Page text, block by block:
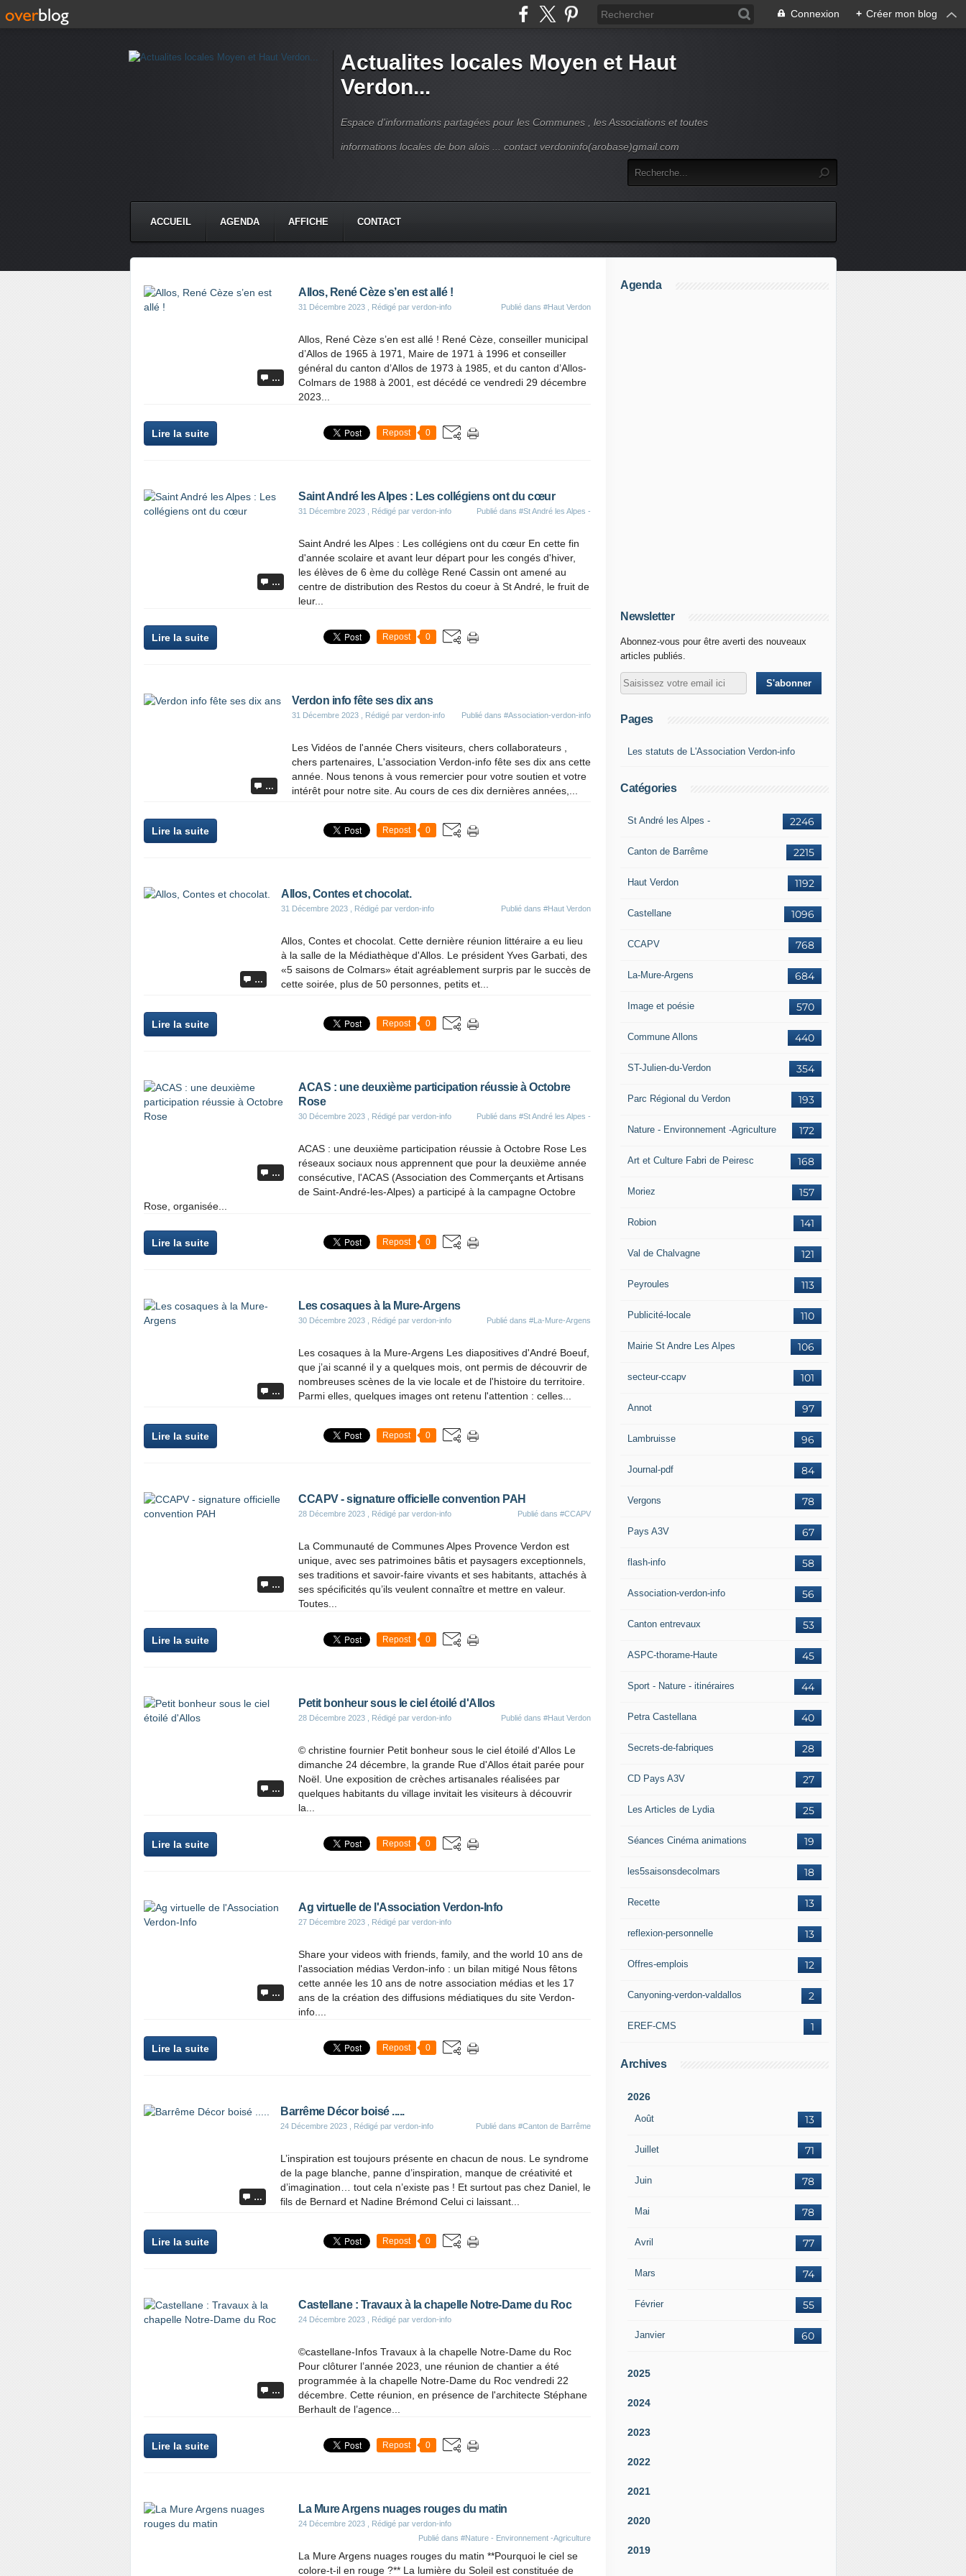
Connexion + Créer mon blog
Actualites locales Moyen et Haut
Verdon...
Espace d'informations partagées pour les Communes , les Associations et toutes
informations locales de bon alois ... contact verdoninfo(arobase)gmail.com
ACCUEIL AGENDA AFFICHE CONTACT
…
Allos, René Cèze s’en est allé !
31 Décembre 2023 , Rédigé par verdon-info Publié dans #Haut Verdon
Allos, René Cèze s’en est allé ! René Cèze, conseiller municipal
d’Allos de 1965 à 1971, Maire de 1971 à 1996 et conseiller
général du canton d’Allos de 1973 à 1985, et du canton d’Allos-
Colmars de 1988 à 2001, est décédé ce vendredi 29 décembre
2023...
Lire la suite Repost 0
…
Saint André les Alpes : Les collégiens ont du cœur
31 Décembre 2023 , Rédigé par verdon-info Publié dans #St André les Alpes -
Saint André les Alpes : Les collégiens ont du cœur En cette fin
d'année scolaire et avant leur départ pour les congés d'hiver,
les élèves de 6 ème du collège René Cassin ont amené au
centre de distribution des Restos du coeur à St André, le fruit de
leur...
Lire la suite Repost 0
…
Verdon info fête ses dix ans
31 Décembre 2023 , Rédigé par verdon-info Publié dans #Association-verdon-info
Les Vidéos de l'année Chers visiteurs, chers collaborateurs ,
chers partenaires, L'association Verdon-info fête ses dix ans cette
année. Nous tenons à vous remercier pour votre soutien et votre
intérêt pour notre site. Au cours de ces dix dernières années,...
Lire la suite Repost 0
…
Allos, Contes et chocolat.
31 Décembre 2023 , Rédigé par verdon-info Publié dans #Haut Verdon
Allos, Contes et chocolat. Cette dernière réunion littéraire a eu lieu
à la salle de la Médiathèque d'Allos. Le président Yves Garbati, des
«5 saisons de Colmars» était agréablement surpris par le succès de
cette soirée, plus de 50 personnes, petits et...
Lire la suite Repost 0
…
ACAS : une deuxième participation réussie à Octobre
Rose
30 Décembre 2023 , Rédigé par verdon-info Publié dans #St André les Alpes -
ACAS : une deuxième participation réussie à Octobre Rose Les
réseaux sociaux nous apprennent que pour la deuxième année
consécutive, l'ACAS (Association des Commerçants et Artisans
de Saint-André-les-Alpes) a participé à la campagne Octobre
Rose, organisée...
Lire la suite Repost 0
…
Les cosaques à la Mure-Argens
30 Décembre 2023 , Rédigé par verdon-info Publié dans #La-Mure-Argens
Les cosaques à la Mure-Argens Les diapositives d'André Boeuf,
que j’ai scanné il y a quelques mois, ont permis de découvrir de
nombreuses scènes de la vie locale et de l'histoire du territoire.
Parmi elles, quelques images ont retenu l'attention : celles...
Lire la suite Repost 0
…
CCAPV - signature officielle convention PAH
28 Décembre 2023 , Rédigé par verdon-info Publié dans #CCAPV
La Communauté de Communes Alpes Provence Verdon est
unique, avec ses patrimoines bâtis et paysagers exceptionnels,
ses traditions et savoir-faire vivants et ses habitants, attachés à
ses spécificités qu’ils veulent connaître et mettre en valeur.
Toutes...
Lire la suite Repost 0
…
Petit bonheur sous le ciel étoilé d'Allos
28 Décembre 2023 , Rédigé par verdon-info Publié dans #Haut Verdon
© christine fournier Petit bonheur sous le ciel étoilé d'Allos Le
dimanche 24 décembre, la grande Rue d'Allos était parée pour
Noël. Une exposition de crèches artisanales réalisées par
quelques habitants du village invitait les visiteurs à découvrir
la...
Lire la suite Repost 0
…
Ag virtuelle de l'Association Verdon-Info
27 Décembre 2023 , Rédigé par verdon-info
Share your videos with friends, family, and the world 10 ans de
l'association médias Verdon-info : un bilan mitigé Nous fêtons
cette année les 10 ans de notre association médias et les 17
ans de la création des diffusions médiatiques du site Verdon-
info....
Lire la suite Repost 0
…
Barrême Décor boisé .....
24 Décembre 2023 , Rédigé par verdon-info Publié dans #Canton de Barrême
L’inspiration est toujours présente en chacun de nous. Le syndrome
de la page blanche, panne d’inspiration, manque de créativité et
d’imagination… tout cela n’existe pas ! Et surtout pas chez Daniel, le
fils de Bernard et Nadine Brémond Celui ci laissant...
Lire la suite Repost 0
…
Castellane : Travaux à la chapelle Notre-Dame du Roc
24 Décembre 2023 , Rédigé par verdon-info
©castellane-Infos Travaux à la chapelle Notre-Dame du Roc
Pour clôturer l’année 2023, une réunion de chantier a été
programmée à la chapelle Notre-Dame du Roc vendredi 22
décembre. Cette réunion, en présence de l'architecte Stéphane
Berhault de l’agence...
Lire la suite Repost 0
La Mure Argens nuages rouges du matin
24 Décembre 2023 , Rédigé par verdon-info
Publié dans #Nature - Environnement -Agriculture
La Mure Argens nuages rouges du matin **Pourquoi le ciel se
colore-t-il en rouge ?** La lumière du Soleil est constituée de
Agenda
Newsletter
Abonnez-vous pour être averti des nouveaux
articles publiés.
Pages
Les statuts de L'Association Verdon-info
Catégories
2246
St André les Alpes -
2215
Canton de Barrême
1192
Haut Verdon
1096
Castellane
768
CCAPV
684
La-Mure-Argens
570
Image et poésie
440
Commune Allons
354
ST-Julien-du-Verdon
193
Parc Régional du Verdon
172
Nature - Environnement -Agriculture
168
Art et Culture Fabri de Peiresc
157
Moriez
141
Robion
121
Val de Chalvagne
113
Peyroules
110
Publicité-locale
106
Mairie St Andre Les Alpes
101
secteur-ccapv
97
Annot
96
Lambruisse
84
Journal-pdf
78
Vergons
67
Pays A3V
58
flash-info
56
Association-verdon-info
53
Canton entrevaux
45
ASPC-thorame-Haute
44
Sport - Nature - itinéraires
40
Petra Castellana
28
Secrets-de-fabriques
27
CD Pays A3V
25
Les Articles de Lydia
19
Séances Cinéma animations
18
les5saisonsdecolmars
13
Recette
13
reflexion-personnelle
12
Offres-emplois
2
Canyoning-verdon-valdallos
1
EREF-CMS
Archives
2026
Août 13
Juillet 71
Juin 78
Mai 78
Avril 77
Mars 74
Février 55
Janvier 60
2025
2024
2023
2022
2021
2020
2019